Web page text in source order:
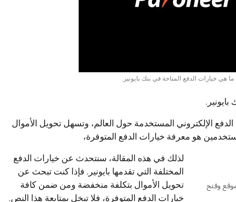
ما هي خيارات الدفع المتاحة في بنك بايونير.
الإلكتروني المستخدمة حول العالم، وتسهل تحويل الأموال
هو معرفة خيارات الدفع المتوفرة،
وفتح
لذلك في هذه المقالة، سنتحدث عن خيارات الدفع
المختلفة التي تقدمها بايونير. فإذا كنت تبحث عن
تحويل الأموال بتكلفة منخفضة ومن ضمن كافة
خيارات الدفع المتوفرة، فلا تبخل بمتابعة هذا النص.